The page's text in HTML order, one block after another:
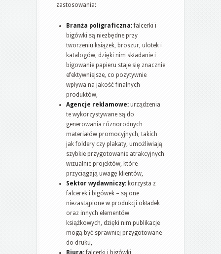
zastosowania:
Branża poligraficzna:falcerki i
bigówki są niezbędne przy
tworzeniu książek, broszur, ulotek i
katalogów, dzięki nim składanie i
bigowanie papieru staje się znacznie
efektywniejsze, co pozytywnie
wpływa na jakość finalnych
produktów,
Agencje reklamowe: urządzenia
te wykorzystywane są do
generowania różnorodnych
materiałów promocyjnych, takich
jak foldery czy plakaty, umożliwiają
szybkie przygotowanie atrakcyjnych
wizualnie projektów, które
przyciągają uwagę klientów,
Sektor wydawniczy: korzysta z
falcerek i bigówek – są one
niezastąpione w produkcji okładek
oraz innych elementów
książkowych, dzięki nim publikacje
mogą być sprawniej przygotowane
do druku,